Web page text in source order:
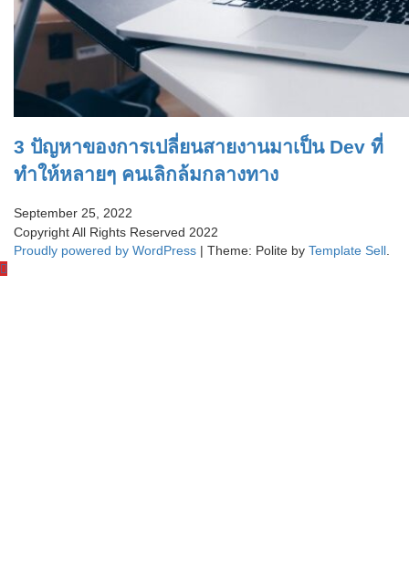
3 ปัญหาของการเปลี่ยนสายงานมาเป็น Dev ที่
ทำให้หลายๆ คนเลิกล้มกลางทาง
September 25, 2022
Copyright All Rights Reserved 2022
Proudly powered by WordPress | Theme: Polite by Template Sell